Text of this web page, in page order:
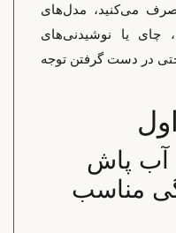
می‌کنید، مدل‌های
چای یا نوشیدنی‌های
در دست گرفتن توجه
پاش
مناسب